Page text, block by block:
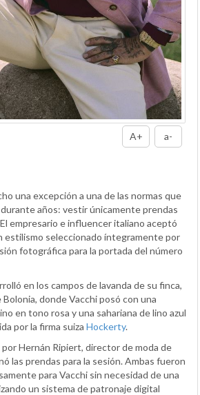
A+ a-
una excepción a una de las normas que
años: vestir únicamente prendas
empresario e influencer italiano aceptó
estilismo seleccionado íntegramente por
fotográfica para la portada del número
en los campos de lavanda de su finca,
donde Vacchi posó con una
en tono rosa y una sahariana de lino azul
por la firma suiza Hockerty.
Hernán Ripiert, director de moda de
las prendas para la sesión. Ambas fueron
para Vacchi sin necesidad de una
un sistema de patronaje digital